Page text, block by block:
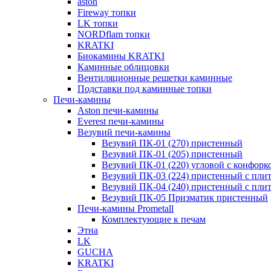
Fireway топки
LK топки
NORDflam топки
KRATKI
Биокамины KRATKI
Каминные облицовки
Вентиляционные решетки каминные
Подставки под каминные топки
Печи-камины
Aston печи-камины
Everest печи-камины
Везувий печи-камины
Везувий ПК-01 (270) пристенный
Везувий ПК-01 (205) пристенный
Везувий ПК-01 (220) угловой с
Везувий ПК-03 (224) пристенный с
Везувий ПК-04 (240) пристенный с
Везувий ПК-05 Призматик пристенный
Печи-камины Prometall
Комплектующие к печам
Этна
LK
GUCHA
KRATKI